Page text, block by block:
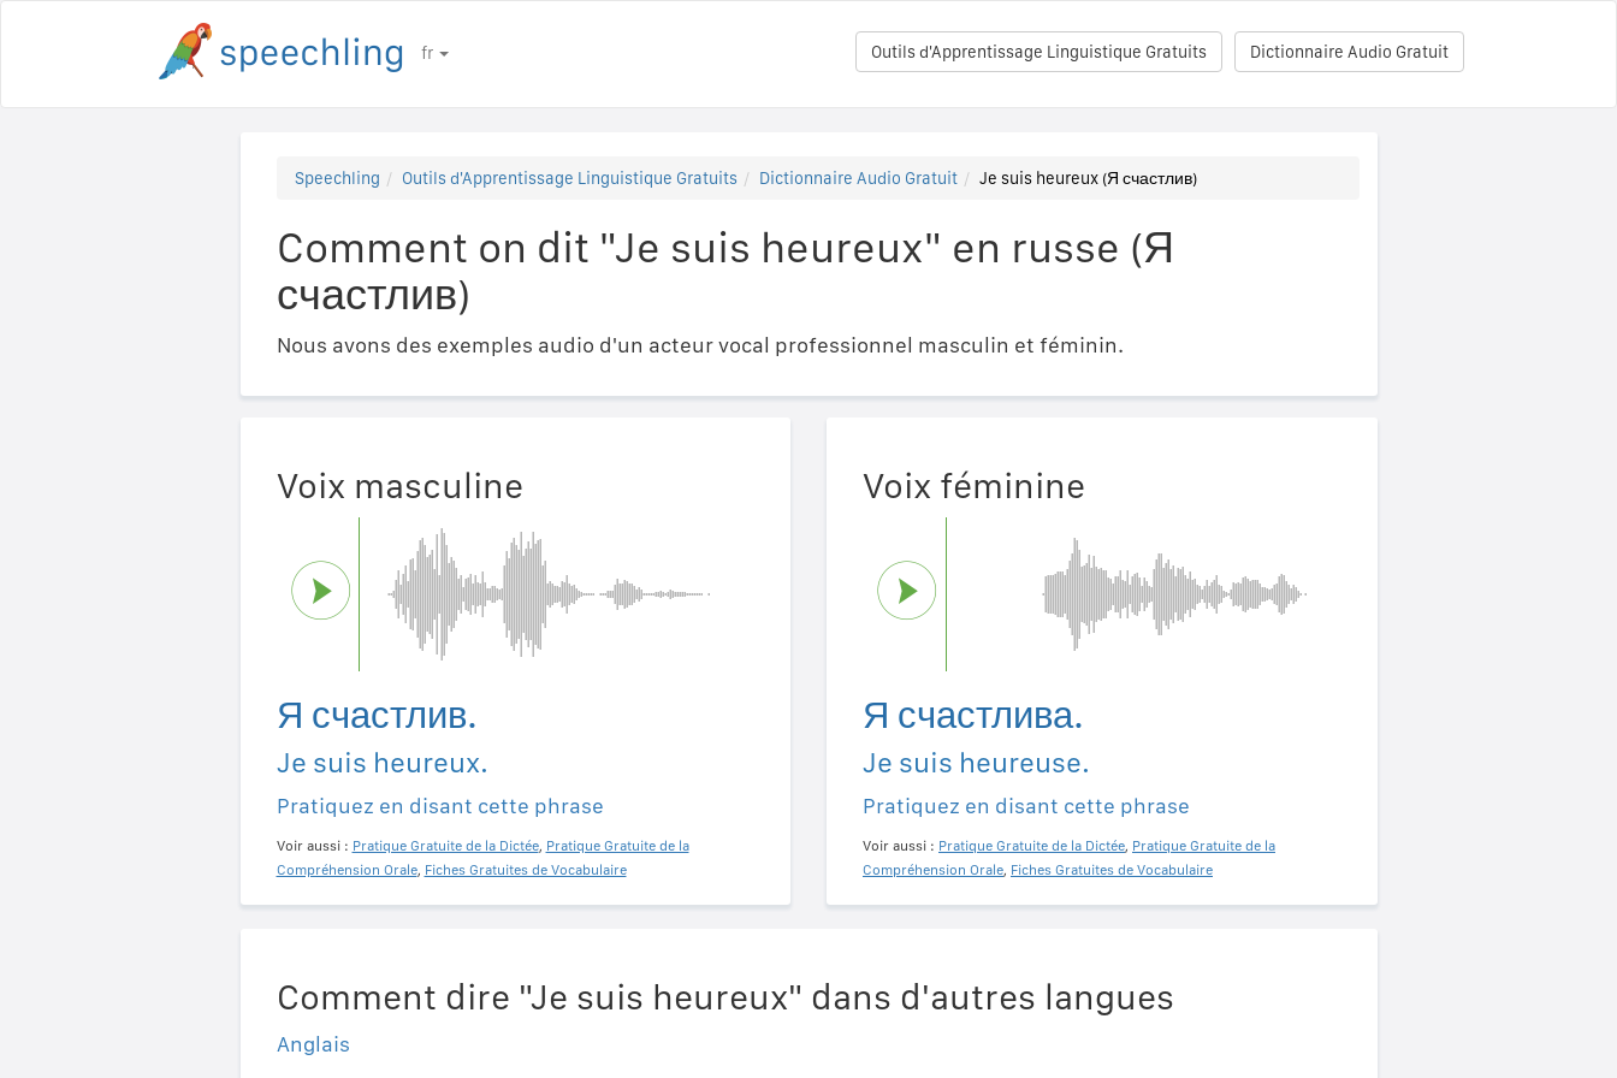
fr Dictionnaire Audio Gratuit
Outils d'Apprentissage Linguistique Gratuits
Speechling Outils d'Apprentissage Linguistique Gratuits Dictionnaire Audio Gratuit Je suis heureux (Я счастлив)
Comment on dit "Je suis heureux" en russe (Я
счастлив)
Nous avons des exemples audio d'un acteur vocal professionnel masculin et féminin.
Voix masculine
Я счастлив.
Je suis heureux.
Pratiquez en disant cette phrase
Voir aussi : Pratique Gratuite de la Dictée, Pratique Gratuite de la
Compréhension Orale, Fiches Gratuites de Vocabulaire
Voix féminine
Я счастлива.
Je suis heureuse.
Pratiquez en disant cette phrase
Voir aussi : Pratique Gratuite de la Dictée, Pratique Gratuite de la
Compréhension Orale, Fiches Gratuites de Vocabulaire
Comment dire "Je suis heureux" dans d'autres langues
Anglais